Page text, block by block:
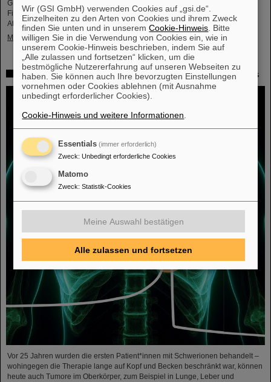
GENCO. Den Festvortrag hielt Professor em. Juha Äystö (Univ. Jyväskylä,
Finnland) zum Thema „Präzisionsexperimente mit gestoppten exotischen
Atomkernen“.
Mehr »
Mit Schwerionentherapie gegen Leber- und Lungenkrebs
Vor 25 Jahren wurden die ersten Patient*innen mit Schwerionen behandelt –
wohingegen die Therapie lange auf Kopf und Becken beschränkt war, können
heute auch Tumore im Oberkörper, zum Beispiel in Lunge, Leber und
Wir (GSI GmbH) verwenden Cookies auf „gsi.de“.
Einzelheiten zu den Arten von Cookies und ihrem Zweck
finden Sie unten und in unseremCookie-Hinweis . Bitte
willigen Sie in die Verwendung von Cookies ein, wie in
unserem Cookie-Hinweis beschrieben, indem Sie auf
„Alle zulassen und fortsetzen“ klicken, um die
bestmögliche Nutzererfahrung auf unseren Webseiten zu
haben. Sie können auch Ihre bevorzugten Einstellungen
vornehmen oder Cookies ablehnen (mit Ausnahme
unbedingt erforderlicher Cookies).
Cookie-Hinweis und weitere Informationen
Essentials (immer erforderlich)
Zweck: Unbedingt erforderliche Cookies
Matomo
Zweck: Statistik-Cookies
Meine Auswahl bestätigen
Alle zulassen und fortsetzen